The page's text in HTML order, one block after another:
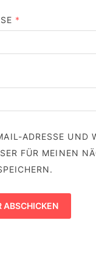
*
ADRESSE UND
FÜR MEINEN